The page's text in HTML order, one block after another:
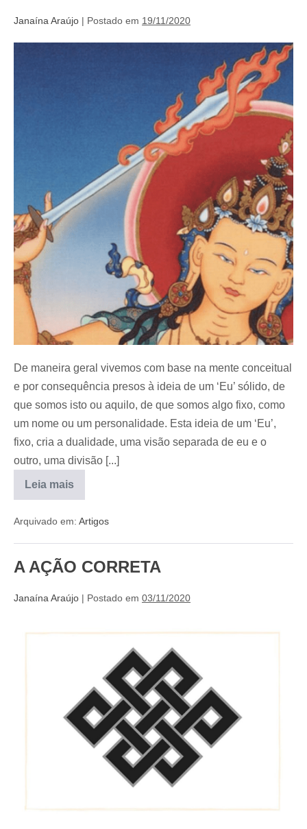
Janaína Araújo | Postado em 19/11/2020
De maneira geral vivemos com base na mente conceitual
e por consequência presos à ideia de um ‘Eu’ sólido, de
que somos isto ou aquilo, de que somos algo fixo, como
um nome ou um personalidade. Esta ideia de um ‘Eu’,
fixo, cria a dualidade, uma visão separada de eu e o
outro, uma divisão [...]
Leia mais
Arquivado em: Artigos
A AÇÃO CORRETA
Janaína Araújo | Postado em 03/11/2020